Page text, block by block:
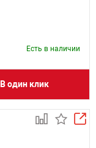
Есть в наличии
В один клик